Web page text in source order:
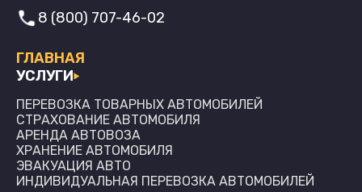
ГЛАВНАЯ
УСЛУГИ
ПЕРЕВОЗКА ТОВАРНЫХ АВТОМОБИЛЕЙ
СТРАХОВАНИЕ АВТОМОБИЛЯ
АРЕНДА АВТОВОЗА
ХРАНЕНИЕ АВТОМОБИЛЯ
ЭВАКУАЦИЯ АВТО
ИНДИВИДУАЛЬНАЯ ПЕРЕВОЗКА АВТОМОБИЛЕЙ
8 (800) 707-46-02